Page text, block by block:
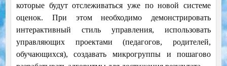
которые будут отслеживаться уже по новой системе
оценок. При этом необходимо демонстрировать
интерактивный стиль управления, использовать
управляющих проектами (педагогов, родителей,
обучающихся), создавать микрогруппы и пошагово